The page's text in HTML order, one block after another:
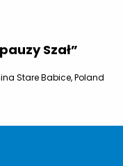
Szał”
Stare Babice, Poland